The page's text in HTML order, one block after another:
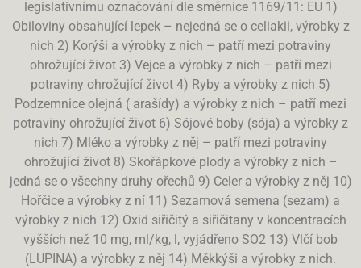
legislativnímu označování dle směrnice 1169/11: EU 1)
Obiloviny obsahující lepek – nejedná se o celiakii, výrobky z
nich 2) Korýši a výrobky z nich – patří mezi potraviny
ohrožující život 3) Vejce a výrobky z nich – patří mezi
potraviny ohrožující život 4) Ryby a výrobky z nich 5)
Podzemnice olejná ( arašídy) a výrobky z nich – patří mezi
potraviny ohrožující život 6) Sójové boby (sója) a výrobky z
nich 7) Mléko a výrobky z něj – patří mezi potraviny
ohrožující život 8) Skořápkové plody a výrobky z nich –
jedná se o všechny druhy ořechů 9) Celer a výrobky z něj 10)
Hořčice a výrobky z ní 11) Sezamová semena (sezam) a
výrobky z nich 12) Oxid siřičitý a siřičitany v koncentracích
vyšších než 10 mg, ml/kg, l, vyjádřeno SO2 13) Vlčí bob
(LUPINA) a výrobky z něj 14) Měkkýši a výrobky z nich.